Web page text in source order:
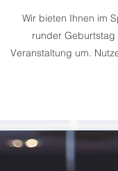
Wir bieten Ihnen im
runder Geburtstag
Veranstaltung um.